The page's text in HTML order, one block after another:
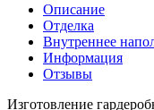
Описание
Отделка
Внутреннее
Информация
Отзывы
Изготовление